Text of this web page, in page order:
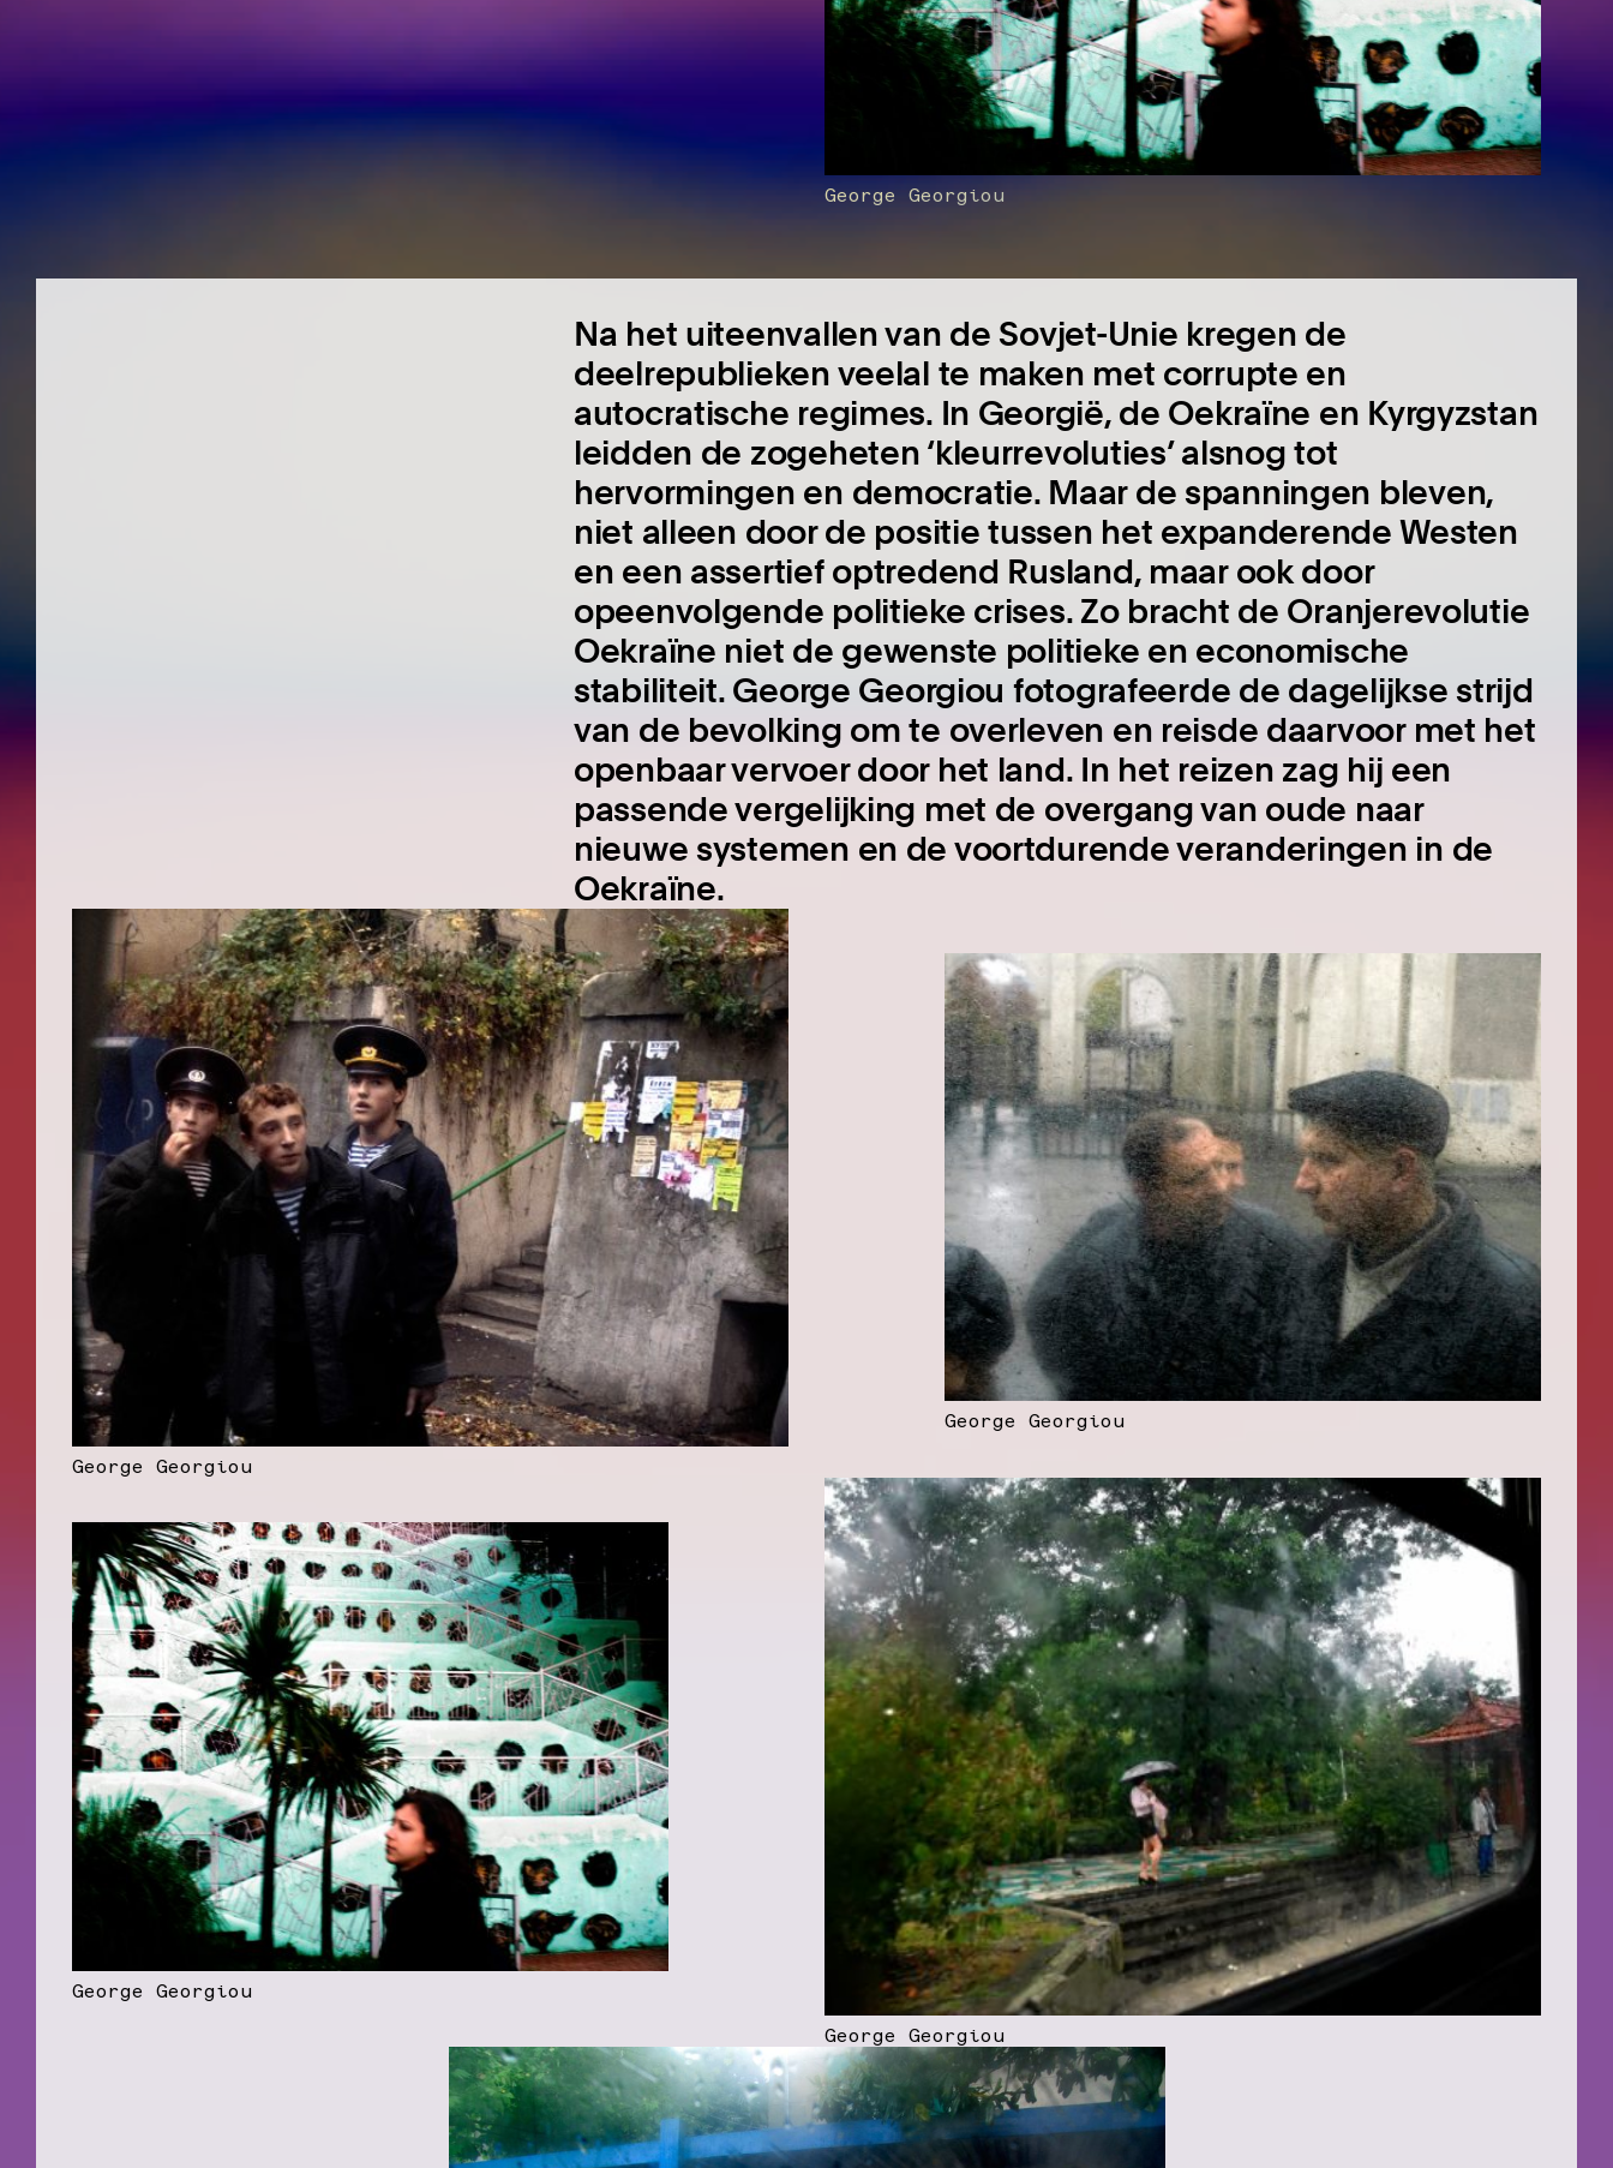
George Georgiou
Na het uiteenvallen van de Sovjet-Unie kregen de
deelrepublieken veelal te maken met corrupte en
autocratische regimes. In Georgië, de Oekraïne en Kyrgyzstan
leidden de zogeheten ‘kleurrevoluties’ alsnog tot
hervormingen en democratie. Maar de spanningen bleven,
niet alleen door de positie tussen het expanderende Westen
en een assertief optredend Rusland, maar ook door
opeenvolgende politieke crises. Zo bracht de Oranjerevolutie
Oekraïne niet de gewenste politieke en economische
stabiliteit. George Georgiou fotografeerde de dagelijkse strijd
van de bevolking om te overleven en reisde daarvoor met het
openbaar vervoer door het land. In het reizen zag hij een
passende vergelijking met de overgang van oude naar
nieuwe systemen en de voortdurende veranderingen in de
Oekraïne.
George Georgiou
George Georgiou
George Georgiou
George Georgiou